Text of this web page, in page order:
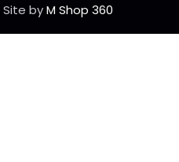
Site byM Shop 360